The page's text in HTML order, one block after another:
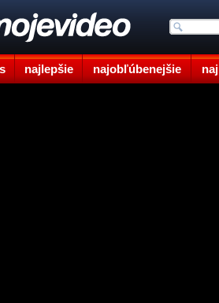
najlepšie najobľúbenejšie